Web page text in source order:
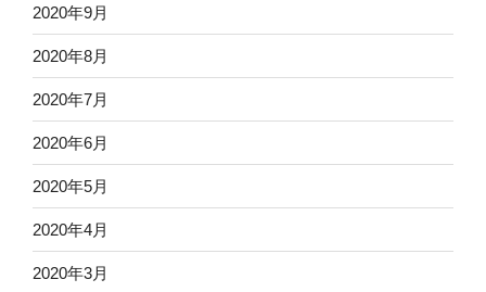
2020年9月
2020年8月
2020年7月
2020年6月
2020年5月
2020年4月
2020年3月